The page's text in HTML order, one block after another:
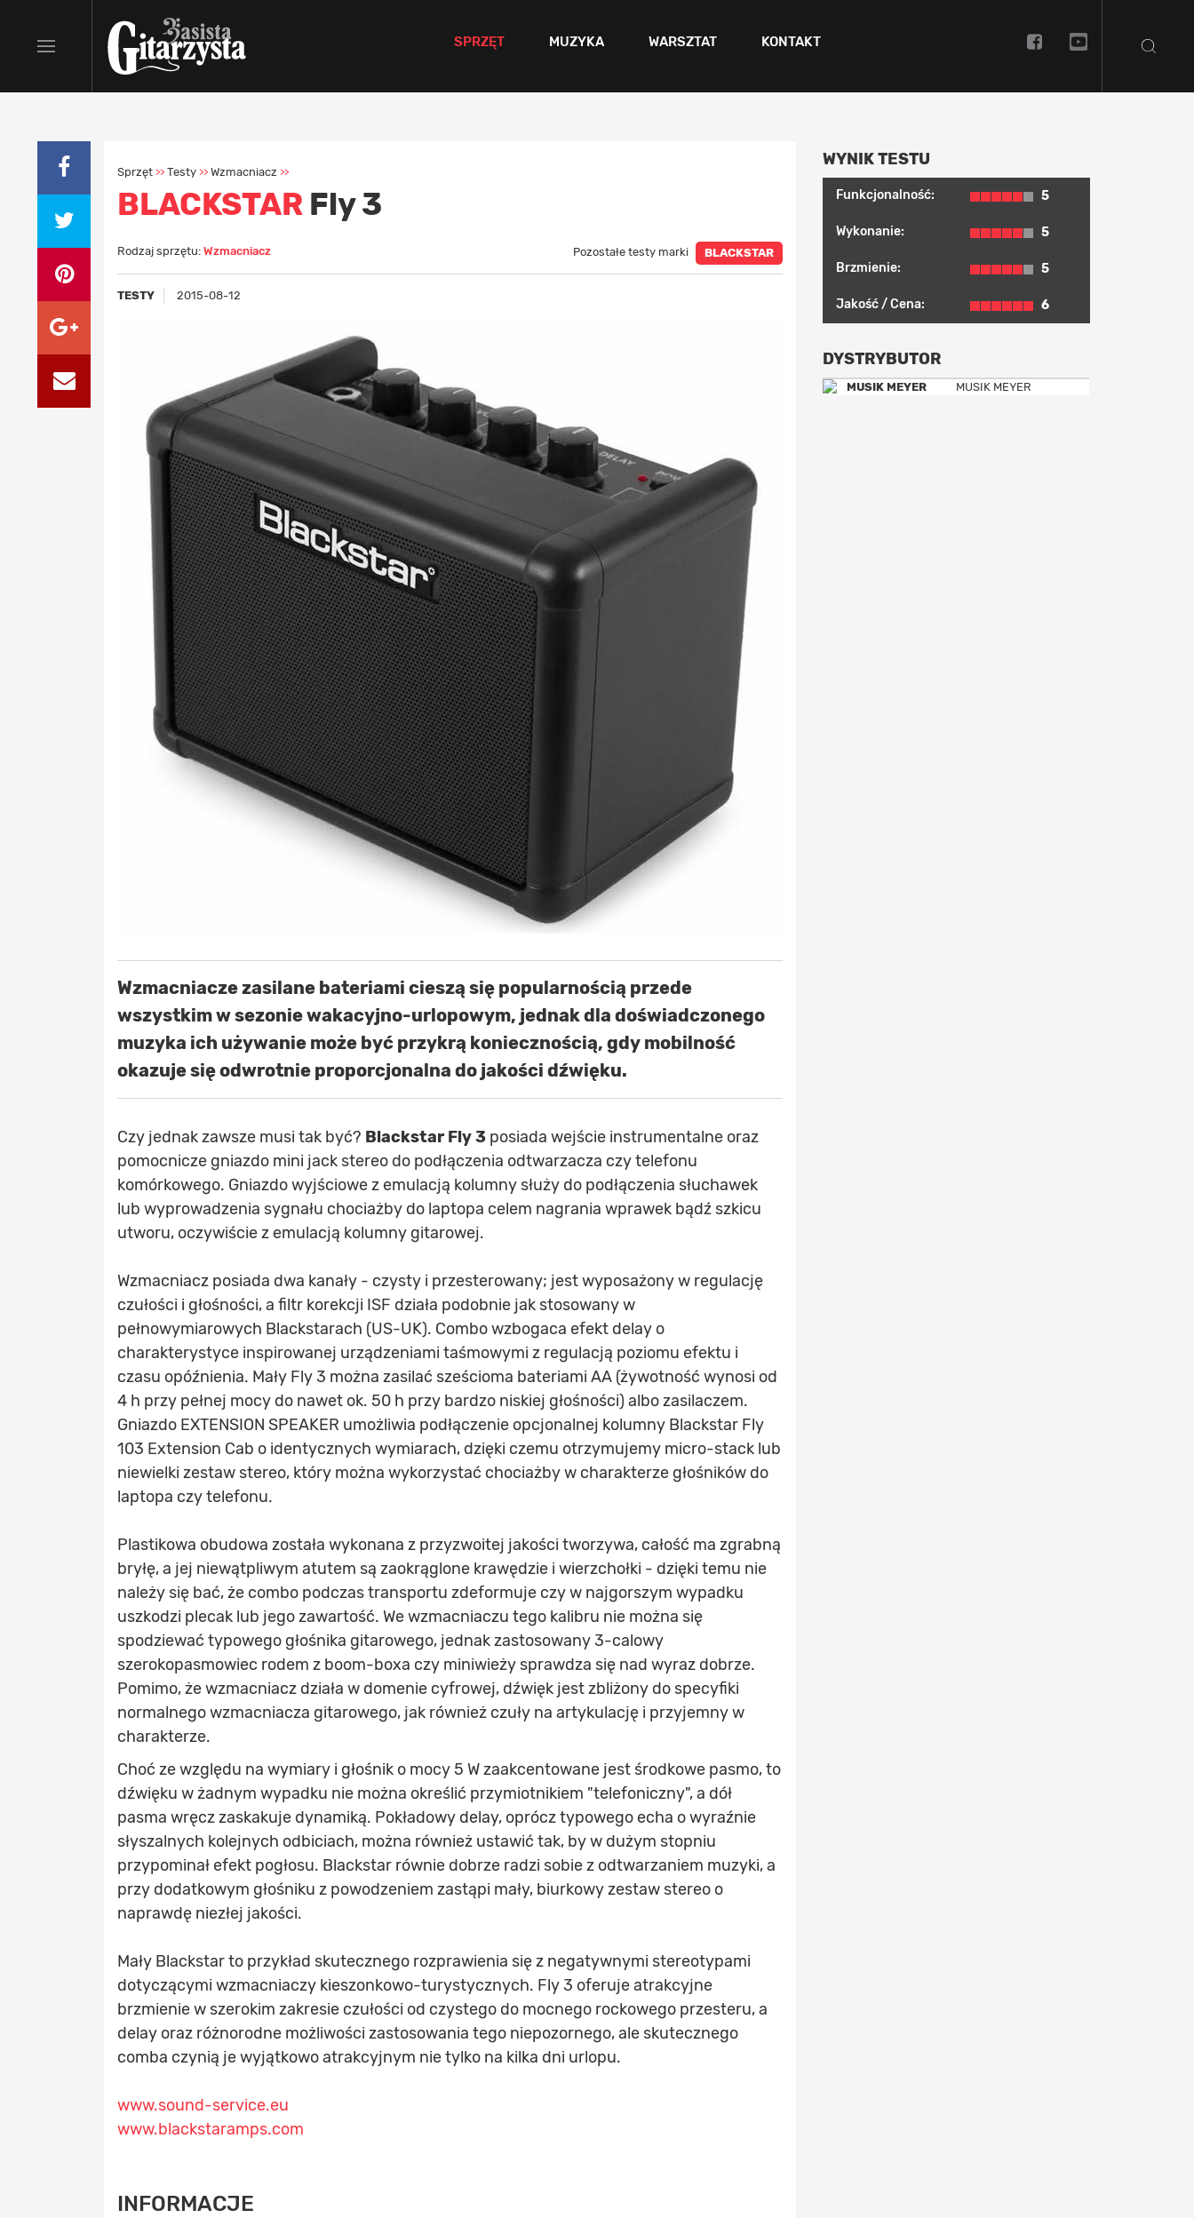
SPRZĘT MUZYKA WARSZTAT KONTAKT
Sprzęt >> Testy >> Wzmacniacz >>
BLACKSTAR Fly 3
Rodzaj sprzętu: Wzmacniacz Pozostałe testy marki BLACKSTAR
TESTY 2015-08-12
Wzmacniacze zasilane bateriami cieszą się popularnością przede
wszystkim w sezonie wakacyjno-urlopowym, jednak dla doświadczonego
muzyka ich używanie może być przykrą koniecznością, gdy mobilność
okazuje się odwrotnie proporcjonalna do jakości dźwięku.
Czy jednak zawsze musi tak być? Blackstar Fly 3 posiada wejście instrumentalne oraz
pomocnicze gniazdo mini jack stereo do podłączenia odtwarzacza czy telefonu
komórkowego. Gniazdo wyjściowe z emulacją kolumny służy do podłączenia słuchawek
lub wyprowadzenia sygnału chociażby do laptopa celem nagrania wprawek bądź szkicu
utworu, oczywiście z emulacją kolumny gitarowej.
Wzmacniacz posiada dwa kanały - czysty i przesterowany; jest wyposażony w regulację
czułości i głośności, a filtr korekcji ISF działa podobnie jak stosowany w
pełnowymiarowych Blackstarach (US-UK). Combo wzbogaca efekt delay o
charakterystyce inspirowanej urządzeniami taśmowymi z regulacją poziomu efektu i
czasu opóźnienia. Mały Fly 3 można zasilać sześcioma bateriami AA (żywotność wynosi od
4 h przy pełnej mocy do nawet ok. 50 h przy bardzo niskiej głośności) albo zasilaczem.
Gniazdo EXTENSION SPEAKER umożliwia podłączenie opcjonalnej kolumny Blackstar Fly
103 Extension Cab o identycznych wymiarach, dzięki czemu otrzymujemy micro-stack lub
niewielki zestaw stereo, który można wykorzystać chociażby w charakterze głośników do
laptopa czy telefonu.
Plastikowa obudowa została wykonana z przyzwoitej jakości tworzywa, całość ma zgrabną
bryłę, a jej niewątpliwym atutem są zaokrąglone krawędzie i wierzchołki - dzięki temu nie
należy się bać, że combo podczas transportu zdeformuje czy w najgorszym wypadku
uszkodzi plecak lub jego zawartość. We wzmacniaczu tego kalibru nie można się
spodziewać typowego głośnika gitarowego, jednak zastosowany 3-calowy
szerokopasmowiec rodem z boom-boxa czy miniwieży sprawdza się nad wyraz dobrze.
Pomimo, że wzmacniacz działa w domenie cyfrowej, dźwięk jest zbliżony do specyfiki
normalnego wzmacniacza gitarowego, jak również czuły na artykulację i przyjemny w
charakterze.
Choć ze względu na wymiary i głośnik o mocy 5 W zaakcentowane jest środkowe pasmo, to
dźwięku w żadnym wypadku nie można określić przymiotnikiem "telefoniczny", a dół
pasma wręcz zaskakuje dynamiką. Pokładowy delay, oprócz typowego echa o wyraźnie
słyszalnych kolejnych odbiciach, można również ustawić tak, by w dużym stopniu
przypominał efekt pogłosu. Blackstar równie dobrze radzi sobie z odtwarzaniem muzyki, a
przy dodatkowym głośniku z powodzeniem zastąpi mały, biurkowy zestaw stereo o
naprawdę niezłej jakości.
Mały Blackstar to przykład skutecznego rozprawienia się z negatywnymi stereotypami
dotyczącymi wzmacniaczy kieszonkowo-turystycznych. Fly 3 oferuje atrakcyjne
brzmienie w szerokim zakresie czułości od czystego do mocnego rockowego przesteru, a
delay oraz różnorodne możliwości zastosowania tego niepozornego, ale skutecznego
comba czynią je wyjątkowo atrakcyjnym nie tylko na kilka dni urlopu.
www.sound-service.eu
www.blackstaramps.com
INFORMACJE
WYNIK TESTU
Funkcjonalność: 5
Wykonanie: 5
Brzmienie: 5
Jakość / Cena: 6
DYSTRYBUTOR
MUSIK MEYER